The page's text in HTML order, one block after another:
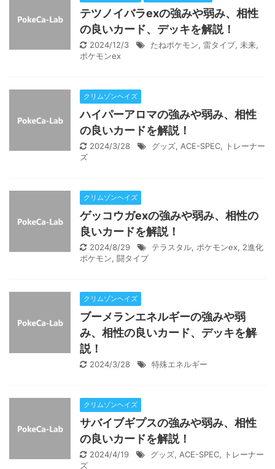
テツノイバラexの強みや弱み、相性
の良いカード、デッキを解説！
2024/12/3 たねポケモン, 雷タイプ, 未来,
ポケモンex
クリムゾンヘイズ
ハイパーアロマの強みや弱み、相性
の良いカードを解説！
2024/3/28 グッズ, ACE-SPEC, トレーナー
ズ
クリムゾンヘイズ
ゲッコウガexの強みや弱み、相性の
良いカードを解説！
2024/8/29 テラスタル, ポケモンex, 2進化
ポケモン, 闘タイプ
クリムゾンヘイズ
ブーメランエネルギーの強みや弱
み、相性の良いカード、デッキを解
説！
2024/3/28 特殊エネルギー
クリムゾンヘイズ
サバイブギプスの強みや弱み、相性
の良いカードを解説！
2024/4/19 グッズ, ACE-SPEC, トレーナー
ズ